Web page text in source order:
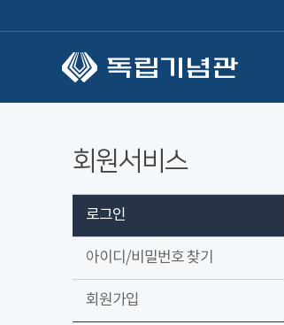
회원서비스
로그인
아이디/비밀번호 찾기
회원가입